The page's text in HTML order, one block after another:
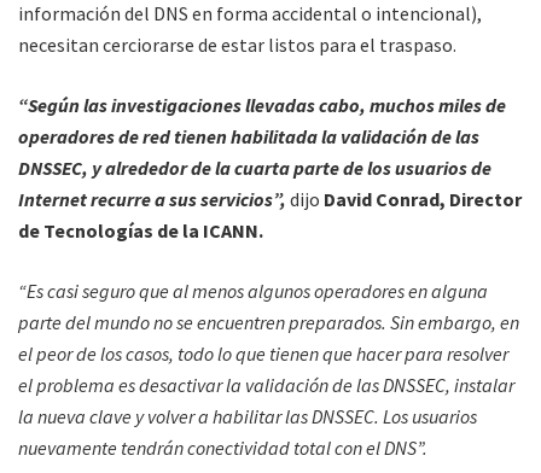
información del DNS en forma accidental o intencional),
necesitan cerciorarse de estar listos para el traspaso.
“Según las investigaciones llevadas cabo, muchos miles de
operadores de red tienen habilitada la validación de las
DNSSEC, y alrededor de la cuarta parte de los usuarios de
Internet recurre a sus servicios”, dijo David Conrad, Director
de Tecnologías de la ICANN.
“Es casi seguro que al menos algunos operadores en alguna
parte del mundo no se encuentren preparados. Sin embargo, en
el peor de los casos, todo lo que tienen que hacer para resolver
el problema es desactivar la validación de las DNSSEC, instalar
la nueva clave y volver a habilitar las DNSSEC. Los usuarios
nuevamente tendrán conectividad total con el DNS”.